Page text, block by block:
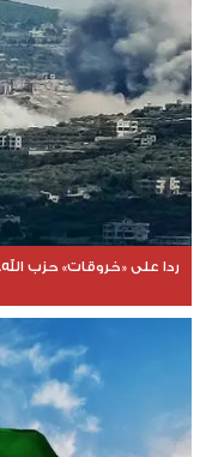
ردا على «خروقات» حزب